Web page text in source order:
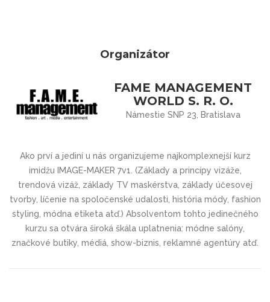
Organizátor
FAME MANAGEMENT
WORLD S. R. O.
Námestie SNP 23, Bratislava
Ako prví a jediní u nás organizujeme najkomplexnejší kurz
imidžu IMAGE-MAKER 7v1. (Základy a princípy vizáže,
trendová vizáž, základy TV maskérstva, základy účesovej
tvorby, líčenie na spoločenské udalosti, história módy, fashion
styling, módna etiketa atď.) Absolventom tohto jedinečného
kurzu sa otvára široká škála uplatnenia: módne salóny,
značkové butiky, médiá, show-biznis, reklamné agentúry atď.